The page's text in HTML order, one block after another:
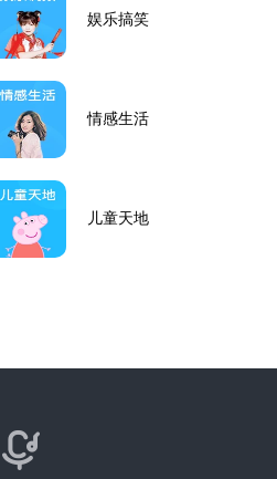
娱乐搞笑
情感生活
儿童天地